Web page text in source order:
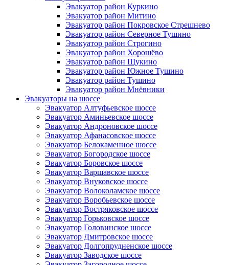
Эвакуатор район Куркино
Эвакуатор район Митино
Эвакуатор район Покровское Стрешнево
Эвакуатор район Северное Тушино
Эвакуатор район Строгино
Эвакуатор район Хорошёво
Эвакуатор район Щукино
Эвакуатор район Южное Тушино
Эвакуатор район Тушино
Эвакуатор район Мнёвники
Эвакуаторы на шоссе
Эвакуатор Алтуфьевское шоссе
Эвакуатор Аминьевское шоссе
Эвакуатор Андроновское шоссе
Эвакуатор Афанасовское шоссе
Эвакуатор Белокаменное шоссе
Эвакуатор Богородское шоссе
Эвакуатор Боровское шоссе
Эвакуатор Варшавское шоссе
Эвакуатор Внуковское шоссе
Эвакуатор Волоколамское шоссе
Эвакуатор Воробьевское шоссе
Эвакуатор Востряковское шоссе
Эвакуатор Горьковское шоссе
Эвакуатор Головинское шоссе
Эвакуатор Дмитровское шоссе
Эвакуатор Долгопрудненское шоссе
Эвакуатор Заводское шоссе